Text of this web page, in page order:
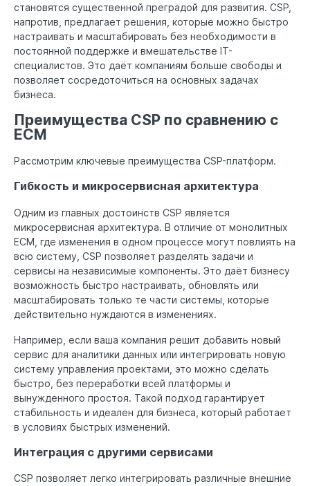
становятся существенной преградой для развития. CSP,
напротив, предлагает решения, которые можно быстро
настраивать и масштабировать без необходимости в
постоянной поддержке и вмешательстве IT-
специалистов. Это даёт компаниям больше свободы и
позволяет сосредоточиться на основных задачах
бизнеса.
Преимущества CSP по сравнению с
ECM
Рассмотрим ключевые преимущества CSP-платформ.
Гибкость и микросервисная архитектура
Одним из главных достоинств CSP является
микросервисная архитектура. В отличие от монолитных
ECM, где изменения в одном процессе могут повлиять на
всю систему, CSP позволяет разделять задачи и
сервисы на независимые компоненты. Это даёт бизнесу
возможность быстро настраивать, обновлять или
масштабировать только те части системы, которые
действительно нуждаются в изменениях.
Например, если ваша компания решит добавить новый
сервис для аналитики данных или интегрировать новую
систему управления проектами, это можно сделать
быстро, без переработки всей платформы и
вынужденного простоя. Такой подход гарантирует
стабильность и идеален для бизнеса, который работает
в условиях быстрых изменений.
Интеграция с другими сервисами
CSP позволяет легко интегрировать различные внешние